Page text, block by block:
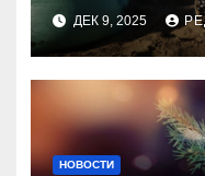
ДЕК 9, 2025
НОВОСТИ